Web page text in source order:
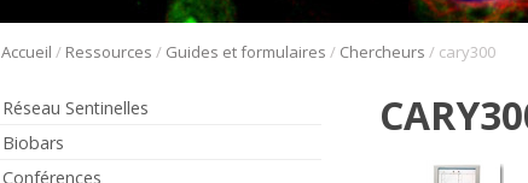
Accueil / Ressources / Guides et formulaires / Chercheurs / cary300
Réseau Sentinelles
Biobars
Conférences